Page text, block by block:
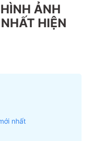
ẢNH
HIỆN
nhất